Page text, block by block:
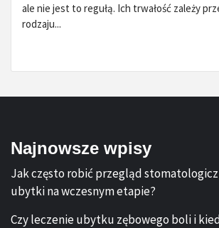
ale nie jest to regułą. Ich trwałość zależy
rodzaju...
Najnowsze wpisy
Jak często robić przegląd
ubytki na wczesnym etapie?
Czy leczenie ubytku zębowego boli i